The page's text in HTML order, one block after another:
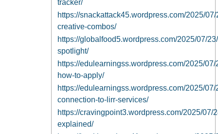
tracker/
https://snackattack45.wordpress.com/2025/
creative-combos/
https://globalfood5.wordpress.com/2025/07/
spotlight/
https://edulearningss.wordpress.com/2025/
how-to-apply/
https://edulearningss.wordpress.com/2025/
connection-to-lirr-services/
https://cravingpoint3.wordpress.com/2025/
explained/